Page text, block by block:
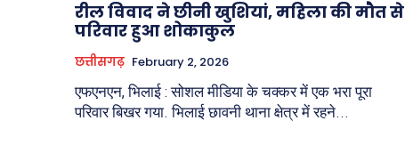
रील विवाद ने छीनी खुशियां, महिला की मौत से
परिवार हुआ शोकाकुल
छत्तीसगढ़ February 2, 2026
एफएनएन, भिलाई : सोशल मीडिया के चक्कर में एक भरा पूरा
परिवार बिखर गया. भिलाई छावनी थाना क्षेत्र में रहने...